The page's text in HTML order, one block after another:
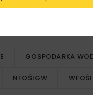
GOSPODARKA
NFOŚIGW